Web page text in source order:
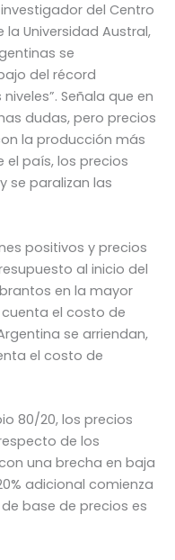
del Centro
Universidad Austral,
se
del récord
Señala que en
dudas, pero precios
la producción más
el país, los precios
se paralizan las
positivos y precios
al inicio del
en la mayor
el costo de
se arriendan,
el costo de
80/20, los precios
de los
una brecha en baja
adicional comienza
base de precios es